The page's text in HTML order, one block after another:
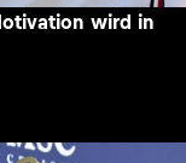
wird in